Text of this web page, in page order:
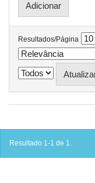
Resultados/Página
Resultado 1-1 de 1.